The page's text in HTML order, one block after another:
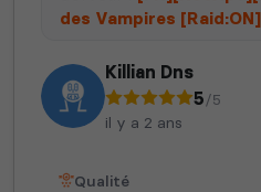
des Vampires
Killian Dns
5/5
il y a 2 ans
Qualité